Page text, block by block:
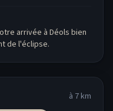
arrivée à Déols bien
de l'éclipse.
à 7 km